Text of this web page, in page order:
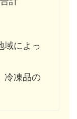
域によっ
冷凍品の